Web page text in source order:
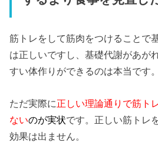
筋トレをして筋肉をつけることで
は正しいですし、基礎代謝があが
すい体作りができるのは本当です。
ただ実際に正しい理論通りで筋ト
ないのが実状です。正しい筋トレ
効果は出ません。